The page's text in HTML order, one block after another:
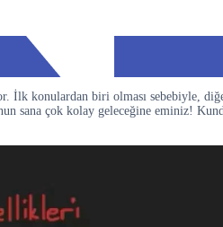
İlk konulardan biri olması sebebiyle,
sana çok kolay geleceğine eminiz!